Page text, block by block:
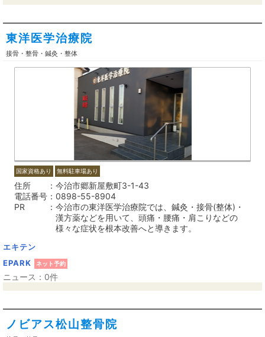
東洋医学治療院
接骨・整骨・鍼灸・整体
国家資格あり 無料駐車場あり
住所
今治市郷新屋敷町3-1-43
電話番号
0898-55-8904
PR
今治市の東洋医学治療院では、鍼灸・接骨(整体)・
漢方薬などを用いて、頭痛・腰痛・肩こりなどの
様々な症状を根本改善へと導きます。
エキテン
EPARK
ネット予約
ニュース：0件
ノビアス松山整骨院